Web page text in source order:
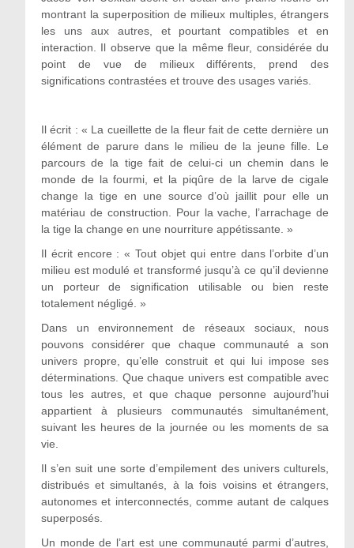
montrant la superposition de milieux multiples, étrangers
les uns aux autres, et pourtant compatibles et en
interaction. Il observe que la même fleur, considérée du
point de vue de milieux différents, prend des
significations contrastées et trouve des usages variés.
Il écrit : « La cueillette de la fleur fait de cette dernière un
élément de parure dans le milieu de la jeune fille. Le
parcours de la tige fait de celui-ci un chemin dans le
monde de la fourmi, et la piqûre de la larve de cigale
change la tige en une source d’où jaillit pour elle un
matériau de construction. Pour la vache, l’arrachage de
la tige la change en une nourriture appétissante. »
Il écrit encore : « Tout objet qui entre dans l’orbite d’un
milieu est modulé et transformé jusqu’à ce qu’il devienne
un porteur de signification utilisable ou bien reste
totalement négligé. »
Dans un environnement de réseaux sociaux, nous
pouvons considérer que chaque communauté a son
univers propre, qu’elle construit et qui lui impose ses
déterminations. Que chaque univers est compatible avec
tous les autres, et que chaque personne aujourd’hui
appartient à plusieurs communautés simultanément,
suivant les heures de la journée ou les moments de sa
vie.
Il s’en suit une sorte d’empilement des univers culturels,
distribués et simultanés, à la fois voisins et étrangers,
autonomes et interconnectés, comme autant de calques
superposés.
Un monde de l’art est une communauté parmi d’autres,